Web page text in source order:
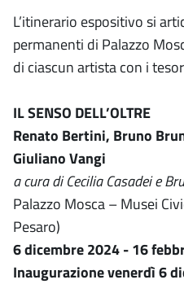
L’itinerario espositivo si
permanenti di Palazzo
di ciascun artista con i
IL SENSO DELL’OLTRE
Renato Bertini, Bruno
Giuliano Vangi
a cura di Cecilia Casadei e
Palazzo Mosca – Musei
Pesaro)
6 dicembre 2024 - 16
Inaugurazione venerdì 6